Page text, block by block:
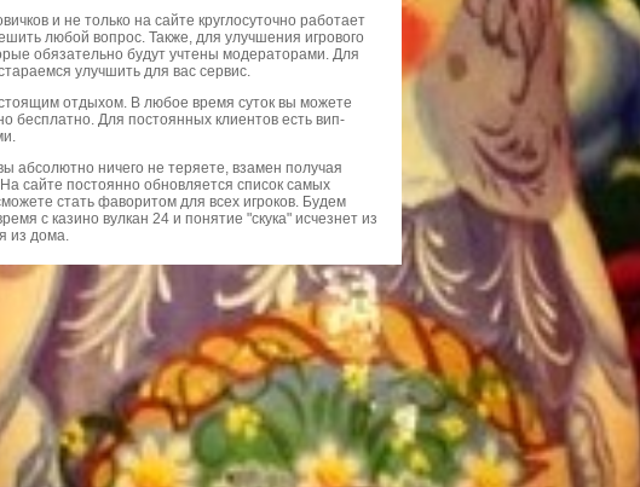
и не только на сайте круглосуточно работает
любой вопрос. Также, для улучшения игрового
обязательно будут учтены модераторами. Для
улучшить для вас сервис.
отдыхом. В любое время суток вы можете
бесплатно. Для постоянных клиентов есть вип-
абсолютно ничего не теряете, взамен получая
сайте постоянно обновляется список самых
стать фаворитом для всех игроков. Будем
с казино вулкан 24 и понятие "скука" исчезнет из
из дома.